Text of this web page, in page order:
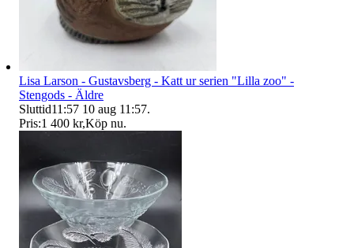
Lisa Larson - Gustavsberg - Katt ur serien "Lilla zoo" -
Stengods - Äldre
Sluttid11:57 10 aug 11:57.
Pris:1 400 kr,Köp nu.